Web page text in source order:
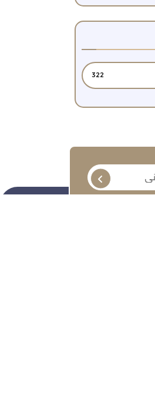
322